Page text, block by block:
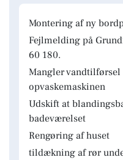
Montering af ny
Fejlmelding på
60 180.
Mangler
opvaskemaskinen
Udskift at
badeværelset
Rengøring af huset
tildækning af rør